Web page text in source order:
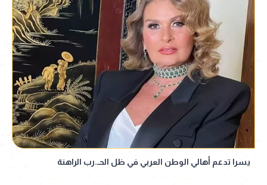
يسرا تدعم أهالي الوطن العربي في ظل الحـ.رب الراهنة